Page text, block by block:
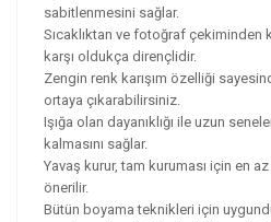
sabitlenmesini sağlar.
Sıcaklıktan ve fotoğraf çekiminden
karşı oldukça dirençlidir.
Zengin renk karışım özelliği
ortaya çıkarabilirsiniz.
Işığa olan dayanıklığı ile uzun
kalmasını sağlar.
Yavaş kurur, tam kuruması için en
önerilir.
Bütün boyama teknikleri için